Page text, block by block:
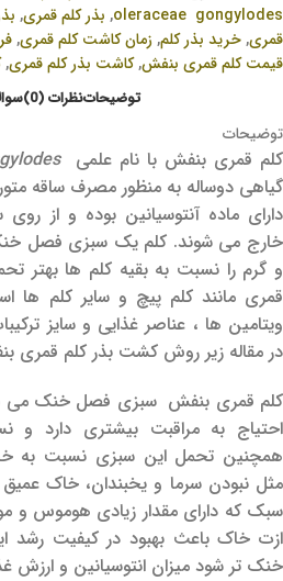
oleraceae gongylodes
, بذر کلم قمری,
قمری,خرید بذر کلم,زمان کاشت کلم قمری,
قیمت کلم قمری بنفش,کاشت بذر کلم قمری,
توضیحاتنظرات (0)
توضیحات
کلم قمری بنفش با نام علمی Brassica oleraceae gongylodes
گیاهی دوساله به منظور مصرف ساقه
دارای ماده آنتوسیانین بوده و از
خارج می شوند. کلم یک سبزی فصل
و گرم را نسبت به بقیه کلم ها بهتر
قمری مانند کلم پیچ و سایر کلم ها
ویتامین ها ، عناصر غذایی و سایز
در مقاله زیر روش کشت بذر کلم
کلم قمری بنفش سبزی فصل خنک می
احتیاج به مراقبت بیشتری دارد
همچنین تحمل این سبزی نسبت به
مثل نبودن سرما و یخبندان، خاک
سبک که دارای مقدار زیادی هوموس و
ازت خاک باعث بهبود در کیفیت رشد
خنک تر شود میزان انتوسیانین و ارزش